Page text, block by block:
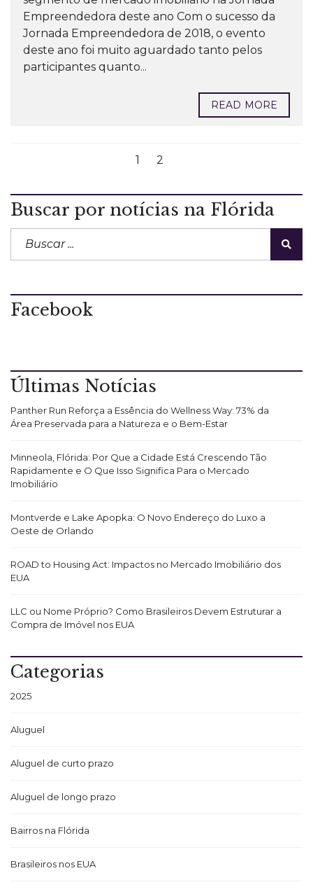
Empreendedora deste ano Com o sucesso da
Jornada Empreendedora de 2018, o evento
deste ano foi muito aguardado tanto pelos
participantes quanto...
READ MORE
1 2
Buscar por notícias na Flórida
Facebook
Últimas Notícias
Panther Run Reforça a Essência do Wellness Way: 73% da
Área Preservada para a Natureza e o Bem-Estar
Minneola, Flórida: Por Que a Cidade Está Crescendo Tão
Rapidamente e O Que Isso Significa Para o Mercado
Imobiliário
Montverde e Lake Apopka: O Novo Endereço do Luxo a
Oeste de Orlando
ROAD to Housing Act: Impactos no Mercado Imobiliário dos
EUA
LLC ou Nome Próprio? Como Brasileiros Devem Estruturar a
Compra de Imóvel nos EUA
Categorias
2025
Aluguel
Aluguel de curto prazo
Aluguel de longo prazo
Bairros na Flórida
Brasileiros nos EUA